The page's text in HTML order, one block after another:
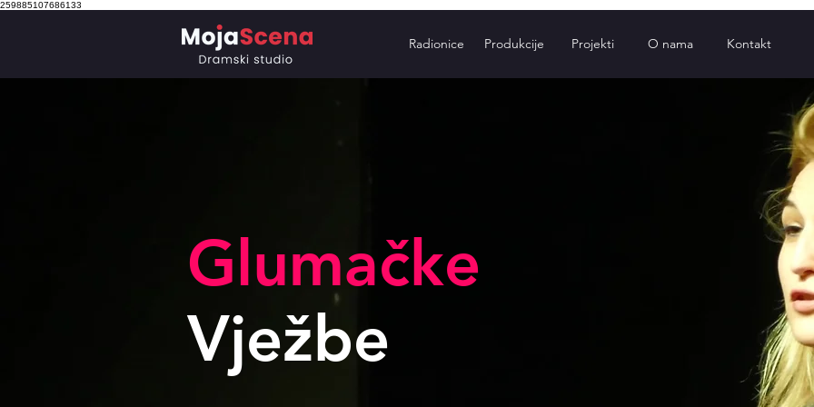
259885107686133
Radionice Produkcije Projekti O nama Kontakt
Glumačke
Vježbe